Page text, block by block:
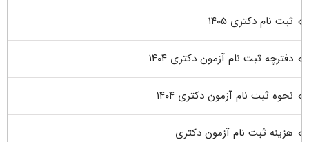
ثبت نام دکتری ۱۴۰۵
دفترچه ثبت نام آزمون دکتری ۱۴۰۴
نحوه ثبت نام آزمون دکتری ۱۴۰۴
هزینه ثبت نام آزمون دکتری